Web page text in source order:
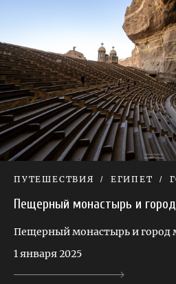
ПУТЕШЕСТВИЯ ЕГИПЕТ
Пещерный монастырь и
Пещерный монастырь и город
1 января 2025